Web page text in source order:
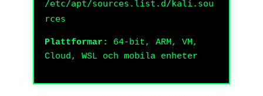
/etc/apt/sources.list.d/kali.sou
rces
Plattformar:
64-bit, ARM, VM,
Cloud, WSL och mobila enheter